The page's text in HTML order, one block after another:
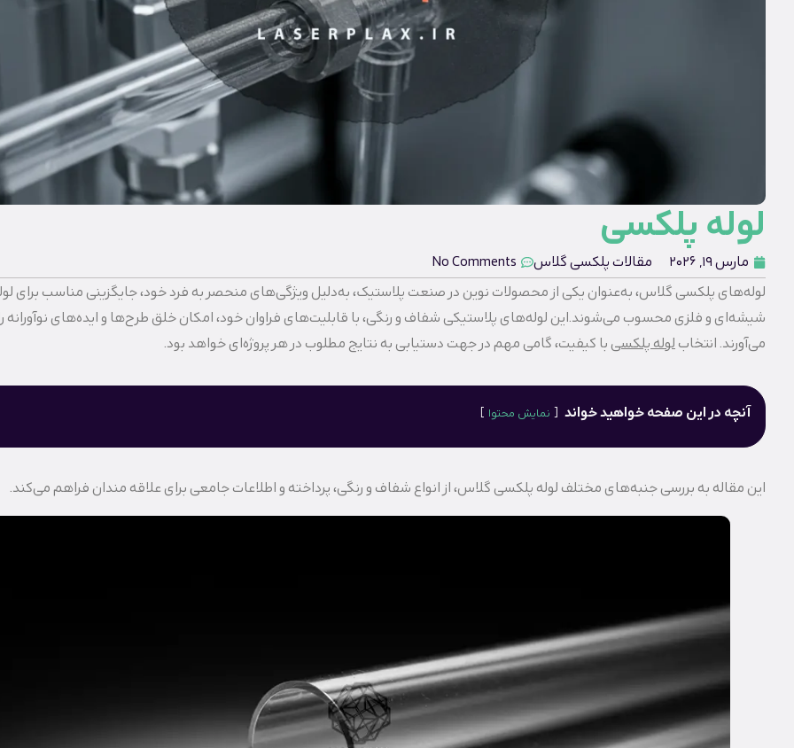
لوله پلکسی
مارس 19, 2026 مقالات پلکسی گلاس
No Comments
لوله‌های پلکسی گلاس، به‌عنوان یکی از محصولات نوین در صنعت پلاستیک، به‌دلیل ویژگی‌های منحصر به‌ فرد خود، جایگزینی مناسب برای
شیشه‌ای و فلزی محسوب می‌شوند.این لوله‌های پلاستیکی شفاف و رنگی، با قابلیت‌های فراوان خود، امکان خلق طرح‌ها و ایده‌های نوآورانه
می‌آورند. انتخابلوله پلکسی با کیفیت، گامی مهم در جهت دستیابی به نتایج مطلوب در هر پروژه‌ای خواهد بود.
آنچه در این صفحه خواهید خواند نمایش محتوا
این مقاله به بررسی جنبه‌های مختلف لوله پلکسی گلاس، از انواع شفاف و رنگی، پرداخته و اطلاعات جامعی برای علاقه‌ مندان فراهم می‌کند.